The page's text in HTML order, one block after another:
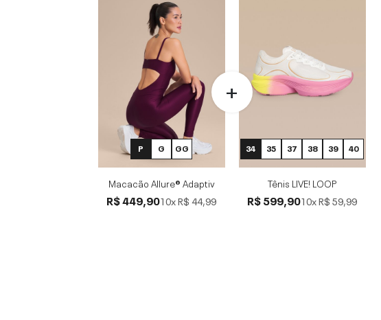
P G GG
Macacão Allure® Adaptiv
R$ 449,9010xR$ 44,99
34 35 37 38 39 40
Tênis LIVE! LOOP
R$ 599,9010xR$ 59,99